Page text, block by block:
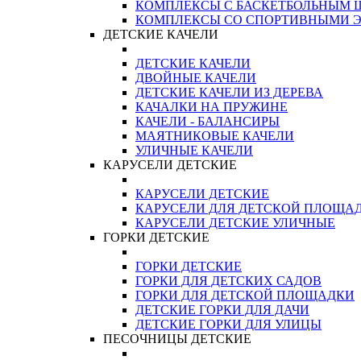
КОМПЛЕКСЫ С БАСКЕТБОЛЬНЫМ
КОМПЛЕКСЫ СО СПОРТИВНЫМИ
ДЕТСКИЕ КАЧЕЛИ
ДЕТСКИЕ КАЧЕЛИ
ДВОЙНЫЕ КАЧЕЛИ
ДЕТСКИЕ КАЧЕЛИ ИЗ ДЕРЕВА
КАЧАЛКИ НА ПРУЖИНЕ
КАЧЕЛИ - БАЛАНСИРЫ
МАЯТНИКОВЫЕ КАЧЕЛИ
УЛИЧНЫЕ КАЧЕЛИ
КАРУСЕЛИ ДЕТСКИЕ
КАРУСЕЛИ ДЕТСКИЕ
КАРУСЕЛИ ДЛЯ ДЕТСКОЙ
КАРУСЕЛИ ДЕТСКИЕ УЛИЧНЫЕ
ГОРКИ ДЕТСКИЕ
ГОРКИ ДЕТСКИЕ
ГОРКИ ДЛЯ ДЕТСКИХ САДОВ
ГОРКИ ДЛЯ ДЕТСКОЙ ПЛОЩАДКИ
ДЕТСКИЕ ГОРКИ ДЛЯ ДАЧИ
ДЕТСКИЕ ГОРКИ ДЛЯ УЛИЦЫ
ПЕСОЧНИЦЫ ДЕТСКИЕ